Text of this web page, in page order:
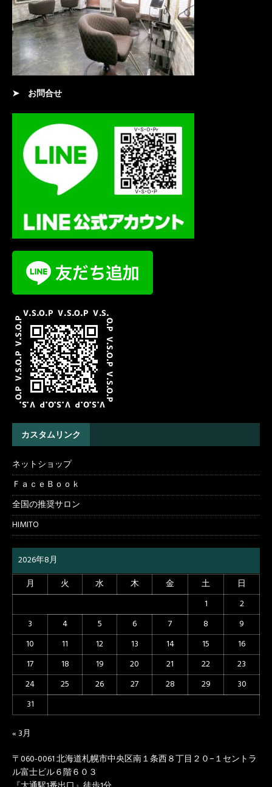
➤ お問合せ
カスタムリンク
ネットショップ
ＦａｃｅＢｏｏｋ
全国の推奨サロン
HIMITO
2026年8月
月
火 水 木 金 土
日
1
2
3
4 5 6 7 8
9
10
11 12 13 14 15
16
17
18 19 20 21 22
23
24
25 26 27 28 29
30
31
« 3月
〒060-0061 北海道札幌市中央区南１条西８丁目２０−１セントラ
ル富士ビル６階６０３